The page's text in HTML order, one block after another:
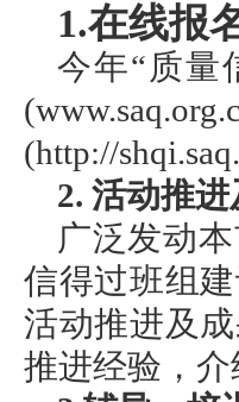
1.在线报
今年“质量
(http://
2. 活动推
广泛发动
信得过班组
活动推进及
推进经验，